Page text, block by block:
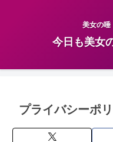
美女の唾
今日も美女
プライバシーポ